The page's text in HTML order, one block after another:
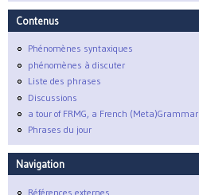
Contenus
Phénomènes syntaxiques
phénomènes à discuter
Liste des phrases
Discussions
a tour of FRMG, a French (Meta)Grammar
Phrases du jour
Navigation
Références externes